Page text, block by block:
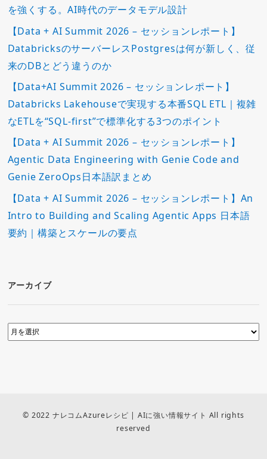
を強くする。AI時代のデータモデル設計
【Data + AI Summit 2026 – セッションレポート】
DatabricksのサーバーレスPostgresは何が新しく、従
来のDBとどう違うのか
【Data+AI Summit 2026 – セッションレポート】
Databricks Lakehouseで実現する本番SQL ETL｜複雑
なETLを“SQL-first”で標準化する3つのポイント
【Data + AI Summit 2026 – セッションレポート】
Agentic Data Engineering with Genie Code and
Genie ZeroOps日本語訳まとめ
【Data + AI Summit 2026 – セッションレポート】An
Intro to Building and Scaling Agentic Apps 日本語
要約｜構築とスケールの要点
アーカイブ
© 2022 ナレコムAzureレシピ | AIに強い情報サイト All rights
reserved